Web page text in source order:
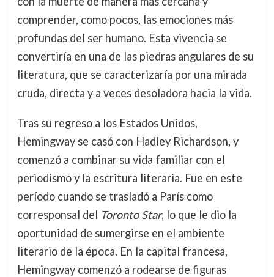
comprender, como pocos, las emociones más
profundas del ser humano. Esta vivencia se
convertiría en una de las piedras angulares de su
literatura, que se caracterizaría por una mirada
cruda, directa y a veces desoladora hacia la vida.
Tras su regreso a los Estados Unidos,
Hemingway se casó con Hadley Richardson, y
comenzó a combinar su vida familiar con el
periodismo y la escritura literaria. Fue en este
período cuando se trasladó a París como
corresponsal del Toronto Star, lo que le dio la
oportunidad de sumergirse en el ambiente
literario de la época. En la capital francesa,
Hemingway comenzó a rodearse de figuras